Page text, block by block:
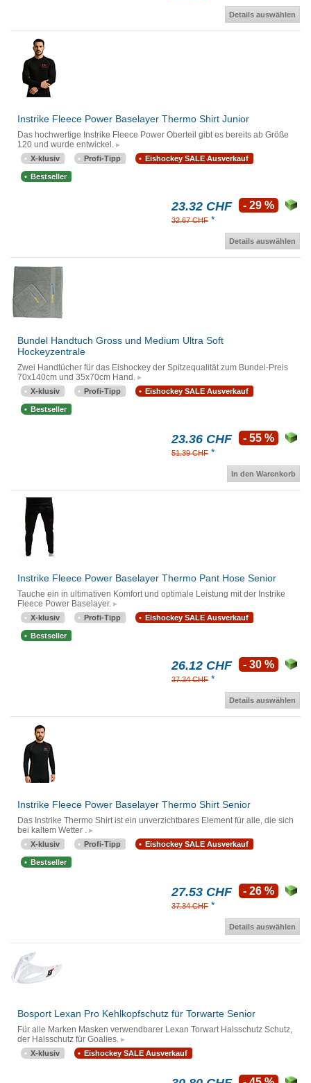
Details auswählen
Instrike Fleece Power Baselayer Thermo Shirt Junior
Das hochwertige Instrike Fleece Power Oberteil gibt es bereits ab Größe
120 und wurde entwickel.
X-klusiv Profi-Tipp Eishockey SALE Ausverkauf
Bestseller
23.32 CHF
32.67 CHF *
- 29 %
Details auswählen
Bundel Handtuch Gross und Medium Ultra Soft
Hockeyzentrale
Zwei Handtücher für das Eishockey der Spitzequalität zum Bundel-Preis
70x140cm und 35x70cm Hand.
X-klusiv Profi-Tipp Eishockey SALE Ausverkauf
Bestseller
23.36 CHF
51.39 CHF *
- 55 %
In den Warenkorb
Instrike Fleece Power Baselayer Thermo Pant Hose Senior
Tauche ein in ultimativen Komfort und optimale Leistung mit der Instrike
Fleece Power Baselayer.
X-klusiv Profi-Tipp Eishockey SALE Ausverkauf
Bestseller
26.12 CHF
37.34 CHF *
- 30 %
Details auswählen
Instrike Fleece Power Baselayer Thermo Shirt Senior
Das Instrike Thermo Shirt ist ein unverzichtbares Element für alle, die sich
bei kaltem Wetter .
X-klusiv Profi-Tipp Eishockey SALE Ausverkauf
Bestseller
27.53 CHF
37.34 CHF *
- 26 %
Details auswählen
Bosport Lexan Pro Kehlkopfschutz für Torwarte Senior
Für alle Marken Masken verwendbarer Lexan Torwart Halsschutz Schutz,
der Halsschutz für Goalies.
X-klusiv Eishockey SALE Ausverkauf